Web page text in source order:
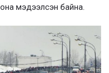
мэдээлсэн байна.